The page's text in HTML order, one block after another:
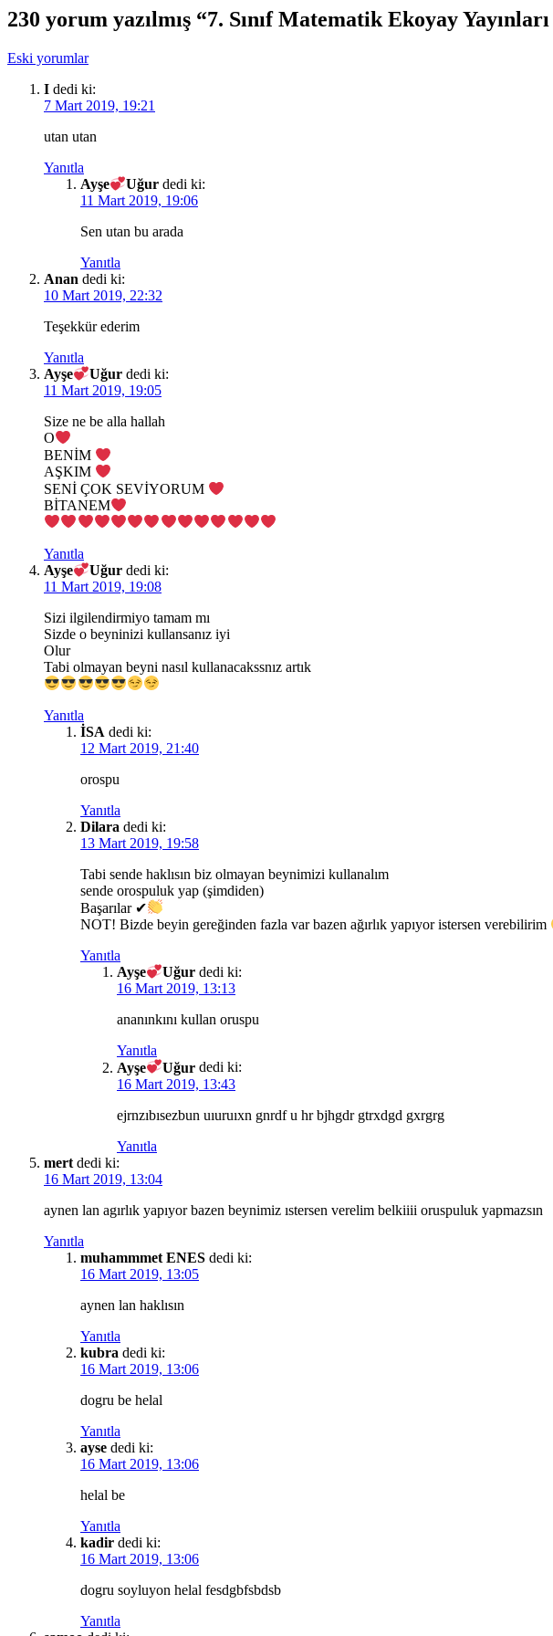
230 yorum yazılmış “7. Sınıf Matematik Ekoyay
Yorum
dolaşımı
Eski yorumlar
I dedi ki:
7 Mart 2019, 19:21
utan utan
Yanıtla
Ayşe
Uğur dedi ki:
11 Mart 2019, 19:06
Sen utan bu arada
Yanıtla
Anan dedi ki:
10 Mart 2019, 22:32
Teşekkür ederim
Yanıtla
Ayşe
Uğur dedi ki:
11 Mart 2019, 19:05
Size ne be alla hallah
O
BENİM
AŞKIM
SENİ ÇOK SEVİYORUM
BİTANEM
Yanıtla
Ayşe
Uğur dedi ki:
11 Mart 2019, 19:08
Sizi ilgilendirmiyo tamam mı
Sizde o beyninizi kullansanız iyi
Olur
Tabi olmayan beyni nasıl kullanacakssnız artık
Yanıtla
İSA dedi ki:
12 Mart 2019, 21:40
orospu
Yanıtla
Dilara dedi ki:
13 Mart 2019, 19:58
Tabi sende haklısın biz olmayan beynimizi kullanalım
sende orospuluk yap (şimdiden)
Başarılar ✔
NOT! Bizde beyin gereğinden fazla var bazen ağırlık yapıyor istersen verebilirim
Yanıtla
Ayşe
Uğur dedi ki:
16 Mart 2019, 13:13
ananınkını kullan oruspu
Yanıtla
Ayşe
Uğur dedi ki:
16 Mart 2019, 13:43
ejrnzıbısezbun uıuruıxn gnrdf u hr bjhgdr gtrxdgd gxrgrg
Yanıtla
mert dedi ki:
16 Mart 2019, 13:04
aynen lan agırlık yapıyor bazen beynimiz ıstersen verelim belkiiii oruspuluk yapmazsın
Yanıtla
muhammmet ENES dedi ki:
16 Mart 2019, 13:05
aynen lan haklısın
Yanıtla
kubra dedi ki:
16 Mart 2019, 13:06
dogru be helal
Yanıtla
ayse dedi ki:
16 Mart 2019, 13:06
helal be
Yanıtla
kadir dedi ki:
16 Mart 2019, 13:06
dogru soyluyon helal fesdgbfsbdsb
Yanıtla